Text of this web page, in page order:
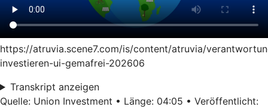
https://atruvia.scene7.com/is/content/atruvia/
investieren-ui-gemafrei-202606
Transkript anzeigen
Quelle: Union Investment • Länge: 04:05 • Veröffentlicht: